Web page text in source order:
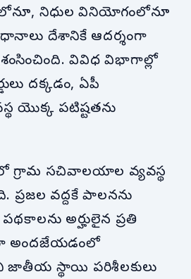
నిధుల వినియోగంలోనూ
దేశానికే ఆదర్శంగా
వివిధ విభాగాల్లో
దక్కడం, ఏపీ
యొక్క పటిష్టతను
గ్రామ సచివాలయాల వ్యవస్థ
ప్రజల వద్దకే పాలనను
పథకాలను అర్హులైన ప్రతి
అందజేయడంలో
స్థాయి పరిశీలకులు